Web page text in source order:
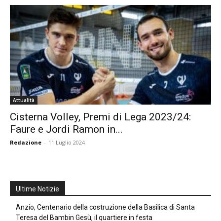
Attualità
Cisterna Volley, Premi di Lega 2023/24:
Faure e Jordi Ramon in...
Redazione - 11 Luglio 2024
Ultime Notizie
Anzio, Centenario della costruzione della Basilica di Santa
Teresa del Bambin Gesù, il quartiere in festa